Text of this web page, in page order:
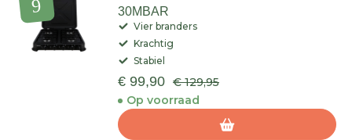
30MBAR
Vier branders
Krachtig
Stabiel
€ 99,90 € 129,95
Op voorraad